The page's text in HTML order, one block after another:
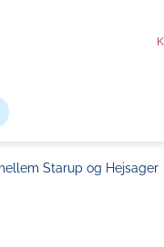
Starup og Hejsager